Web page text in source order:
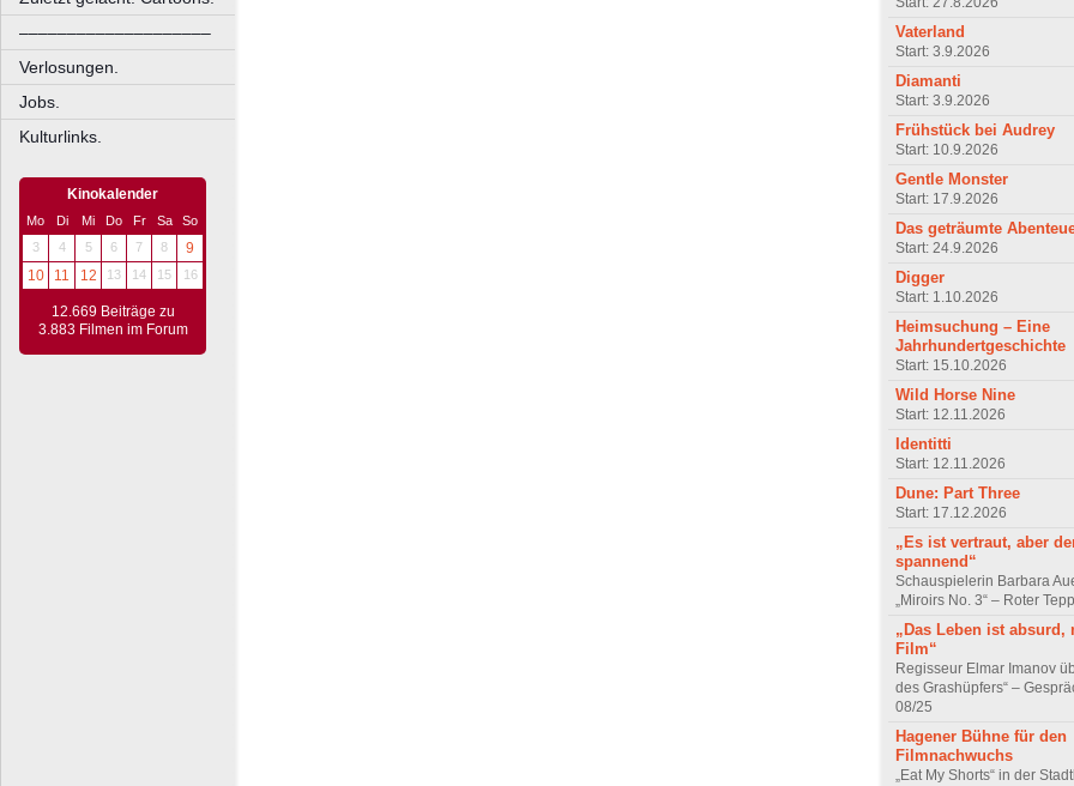
––––––––––––––––––––
Verlosungen.
Jobs.
Kulturlinks.
Kinokalender
Mo Di Mi Do Fr Sa
So
3
4 5 6 7 8
9
10
11 12 13 14 15 16
12.669 Beiträge zu
3.883 Filmen im Forum
Vaterland
Start: 3.9.2026
Diamanti
Start: 3.9.2026
Frühstück bei Audrey
Start: 10.9.2026
Gentle Monster
Start: 17.9.2026
Das geträumte
Start: 24.9.2026
Digger
Start: 1.10.2026
Heimsuchung – Eine
Jahrhundertgeschichte
Start: 15.10.2026
Wild Horse Nine
Start: 12.11.2026
Identitti
Start: 12.11.2026
Dune: Part Three
Start: 17.12.2026
„Es ist vertraut, aber
spannend“
Schauspielerin Barbara
„Miroirs No. 3“ – Roter
„Das Leben ist absurd,
Film“
Regisseur Elmar Imanov
des Grashüpfers“ –
08/25
Hagener Bühne für den
Filmnachwuchs
„Eat My Shorts“ in der